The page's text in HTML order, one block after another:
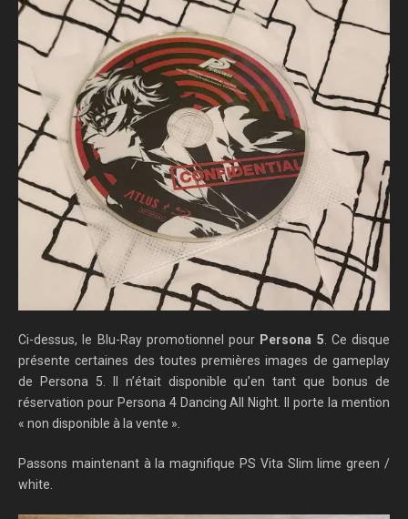
Ci-dessus, le Blu-Ray promotionnel pour Persona 5 . Ce disque
présente certaines des toutes premières images de gameplay
de Persona 5. Il n’était disponible qu’en tant que bonus de
réservation pour Persona 4 Dancing All Night. Il porte la mention
« non disponible à la vente ».
Passons maintenant à la magnifique PS Vita Slim lime green /
white.